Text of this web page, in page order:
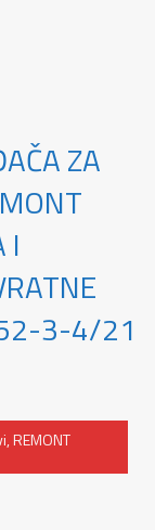
ZA
I
3-4/21
,REMONT